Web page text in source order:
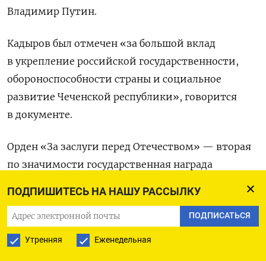
ПОДПИШИТЕСЬ НА НАШУ РАССЫЛКУ
ПОДПИСАТЬСЯ
Утренняя Еженедельная
Владимир Путин.
Кадыров был отмечен «за большой вклад
в укрепление российской государственности,
обороноспособности страны и социальное
развитие Чеченской республики», говорится
в документе.
Орден «За заслуги перед Отечеством» — вторая
по значимости государственная награда
ее последовательное вручение — от низшей
степени к высшей.
Это уже шестая награда Кадырова, которую